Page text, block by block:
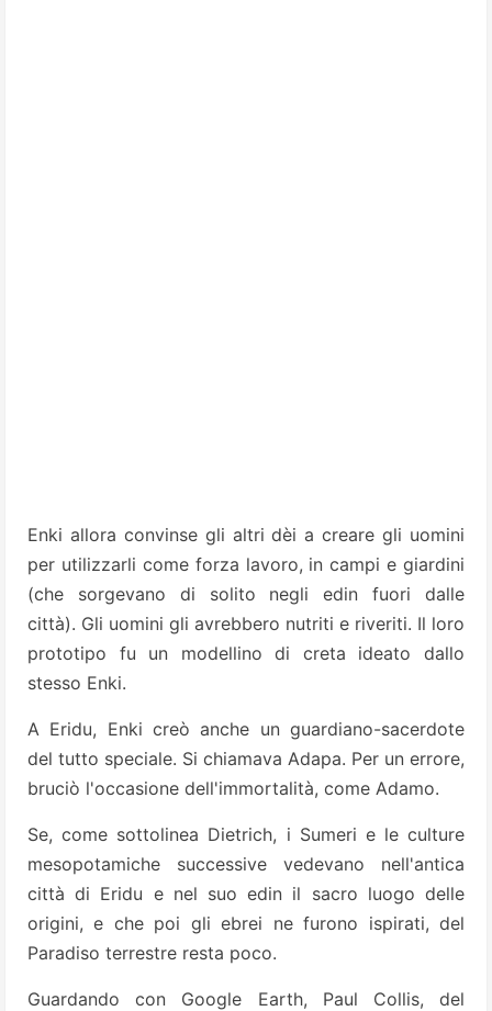
Enki allora convinse gli altri dèi a creare gli uomini
per utilizzarli come forza lavoro, in campi e giardini
(che sorgevano di solito negli edin fuori dalle
città). Gli uomini gli avrebbero nutriti e riveriti. Il loro
prototipo fu un modellino di creta ideato dallo
stesso Enki.
A Eridu, Enki creò anche un guardiano-sacerdote
del tutto speciale. Si chiamava Adapa. Per un errore,
bruciò l'occasione dell'immortalità, come Adamo.
Se, come sottolinea Dietrich, i Sumeri e le culture
mesopotamiche successive vedevano nell'antica
città di Eridu e nel suo edin il sacro luogo delle
origini, e che poi gli ebrei ne furono ispirati, del
Paradiso terrestre resta poco.
Guardando con Google Earth, Paul Collis, del